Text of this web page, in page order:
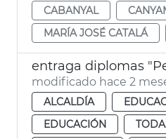
CABANYAL
MARÍA JOSÉ CATALÁ
modificado hace 2
ALCALDÍA
EDUCACIÓN